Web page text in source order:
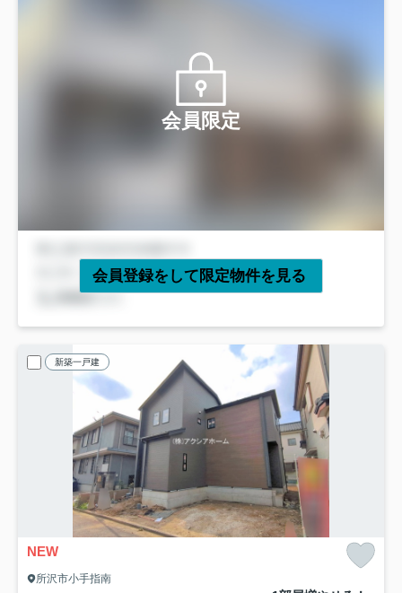
会員限定
会員登録をして限定物件を見る
新築一戸建
NEW
所沢市小手指南